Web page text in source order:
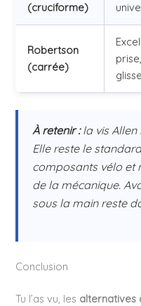
(cruciforme)
Robertson
(carrée)
À retenir :la vis Allen
Elle reste le
composants vélo et
de la mécanique.
sous la main reste
Conclusion
Tu l’as vu, les alternatives